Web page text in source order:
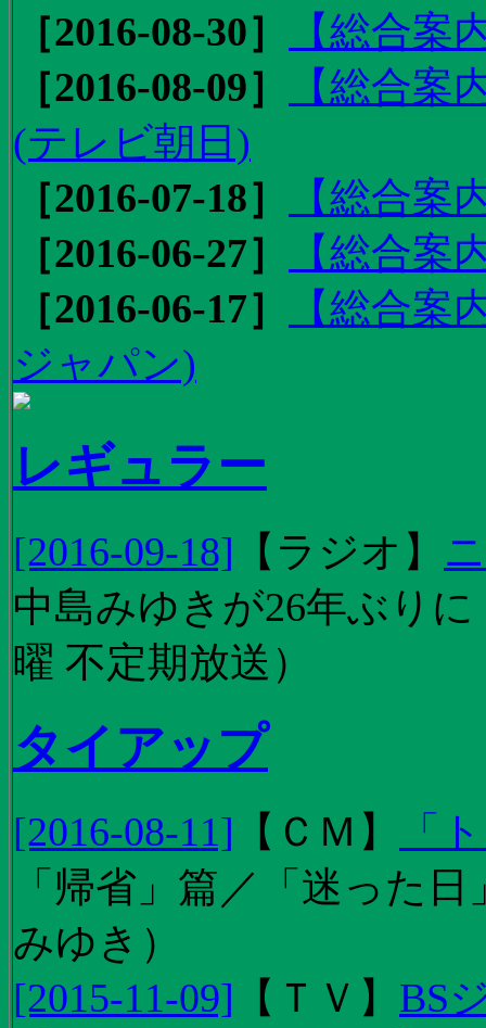
［2016-08-30］
【総合
［2016-08-09］
【総合
(テレビ朝日)
［2016-07-18］
【総合案
［2016-06-27］
【総合案
［2016-06-17］
【総合
ジャパン)
レギュラー
[2016-09-18] 【 ラジオ 】
中島みゆきが26年ぶり
曜 不定期放送）
タイアップ
[2016-08-11] 【 ＣＭ 】
「
「帰省」篇／「迷った
みゆき）
[2015-11-09] 【 ＴＶ 】 BS